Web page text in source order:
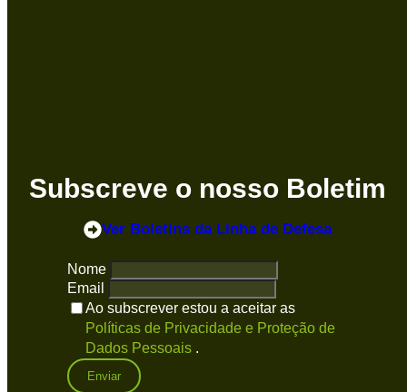
Subscreve o nosso Boletim
Ver Boletins da Linha de Defesa
Nome
Email
Ao subscrever estou a aceitar as
Políticas de Privacidade e Proteção de
Dados Pessoais .